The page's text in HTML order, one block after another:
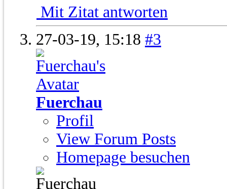
Mit Zitat antworten
27-03-19, 15:18 #3
Fuerchau
Profil
View Forum Posts
Homepage besuchen